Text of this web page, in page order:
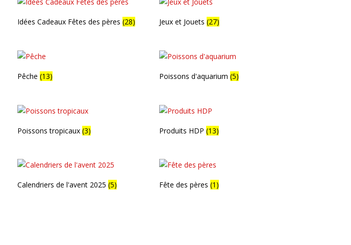
Idées Cadeaux Fêtes des pères(28) Jeux et Jouets(27)
Pêche(13) Poissons d'aquarium(5)
Poissons tropicaux(3) Produits HDP(13)
Calendriers de l'avent 2025(5) Fête des pères(1)